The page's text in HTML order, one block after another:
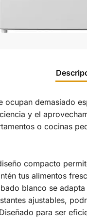
ocupan demasiado
y el
o cocinas
compacto
tus alimentos
blanco se
ajustables,
para ser